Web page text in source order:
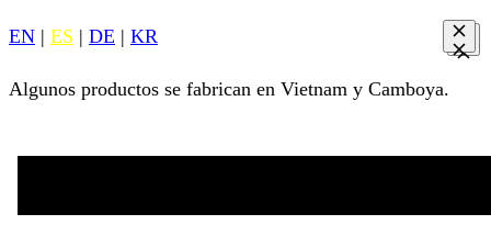
EN | ES | DE | KR
Algunos productos se fabrican en Vietnam y Camboya.